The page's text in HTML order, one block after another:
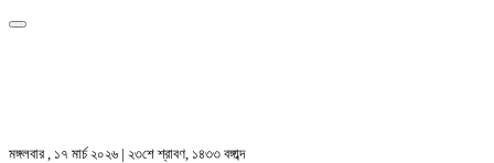
মঙ্গলবার , ১৭ মার্চ ২০২৬ | ২৩শে শ্রাবণ, ১৪৩৩ বঙ্গাব্দ